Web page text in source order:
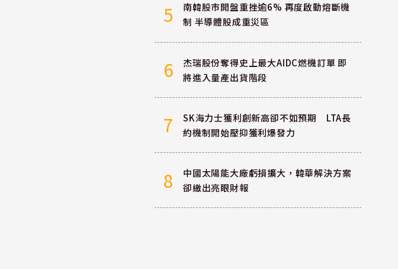
5
南韓股市開盤重挫逾6% 再度啟動熔斷機
制 半導體股成重災區
6
杰瑞股份奪得史上最大AIDC燃機訂單 即
將進入量產出貨階段
7
SK海力士獲利創新高卻不如預期 LTA長
約機制開始壓抑獲利爆發力
8
中國太陽能大廠虧損擴大，韓華解決方案
卻繳出亮眼財報